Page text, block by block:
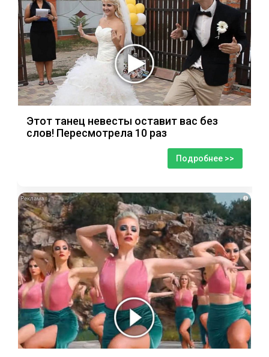
Этот танец невесты оставит вас без
слов! Пересмотрела 10 раз
Подробнее >>
i